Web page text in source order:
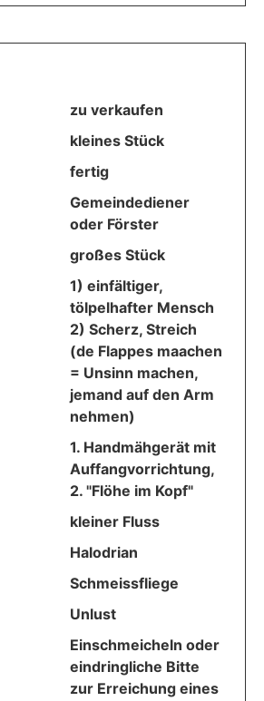
zu verkaufen
kleines Stück
fertig
Gemeindediener
oder Förster
großes Stück
1) einfältiger,
tölpelhafter Mensch
2) Scherz, Streich
(de Flappes maachen
= Unsinn machen,
jemand auf den Arm
nehmen)
1. Handmähgerät mit
Auffangvorrichtung,
2. "Flöhe im Kopf"
kleiner Fluss
Halodrian
Schmeissfliege
Unlust
Einschmeicheln oder
eindringliche Bitte
zur Erreichung eines